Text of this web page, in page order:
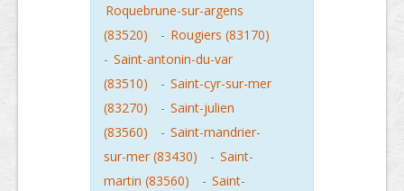
Roquebrune-sur-argens
(83520)
- Rougiers (83170)
- Saint-antonin-du-var
(83510)
- Saint-cyr-sur-mer
(83270)
- Saint-julien
(83560)
- Saint-mandrier-
sur-mer (83430)
- Saint-
martin (83560)
- Saint-